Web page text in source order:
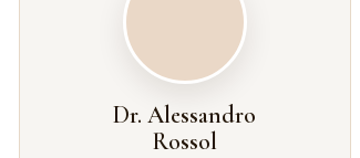
Dr. Alessandro
Rossol